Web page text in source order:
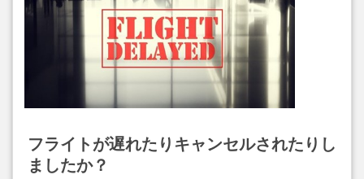
フライトが遅れたりキャンセルされたりし
ましたか？